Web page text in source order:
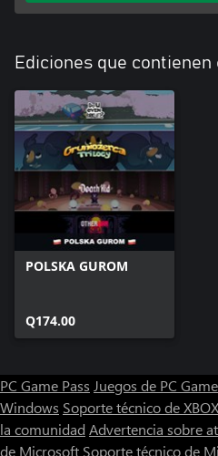
Ediciones que
POLSKA GUROM
Q174.00
PC Game Pass Juegos de PC
Windows Soporte técnico de XBOX
la comunidad Advertencia sobre
de Microsoft Soporte técnico de